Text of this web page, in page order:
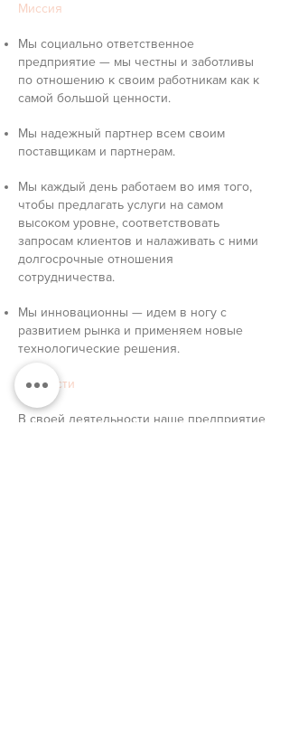
Миссия
Мы социально ответственное
предприятие — мы честны и заботливы
по отношению к своим работникам как к
самой большой ценности.
Мы надежный партнер всем своим
поставщикам и партнерам.
Мы каждый день работаем во имя того,
чтобы предлагать услуги на самом
высоком уровне, соответствовать
запросам клиентов и налаживать с ними
долгосрочные отношения
сотрудничества.
Мы инновационны — идем в ногу с
развитием рынка и применяем новые
технологические решения.
Ценности
В своей деятельности наше предприятие